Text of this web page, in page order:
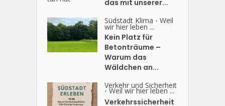
das mit unserer...
Südstadt Klima • Weil
wir hier leben ...
Kein Platz für
Betonträume –
Warum das
Wäldchen an...
Verkehr und Sicherheit
• Weil wir hier leben ...
Verkehrssicherheit